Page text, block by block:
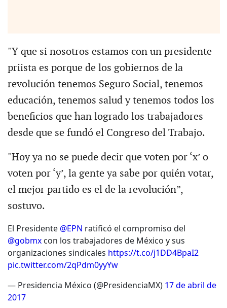
"Y que si nosotros estamos con un presidente
priista es porque de los gobiernos de la
revolución tenemos Seguro Social, tenemos
educación, tenemos salud y tenemos todos los
beneficios que han logrado los trabajadores
desde que se fundó el Congreso del Trabajo.
"Hoy ya no se puede decir que voten por ‘x’ o
voten por ‘y’, la gente ya sabe por quién votar,
el mejor partido es el de la revolución”,
sostuvo.
El Presidente @EPN ratificó el compromiso del
@gobmxcon los trabajadores de México y sus
organizaciones sindicales https://t.co/j1DD4BpaI2
pic.twitter.com/2qPdm0yyYw
— Presidencia México (@PresidenciaMX) 17 de abril de
2017